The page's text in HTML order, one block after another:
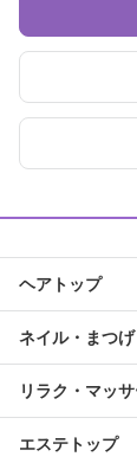
ヘアトップ
ネイル・まつ
リラク・マッ
エステトップ